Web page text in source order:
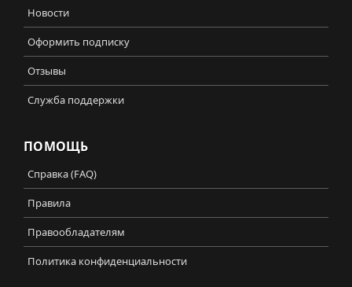
Новости
Оформить подписку
Отзывы
Служба поддержки
ПОМОЩЬ
Справка (FAQ)
Правила
Правообладателям
Политика конфиденциальности